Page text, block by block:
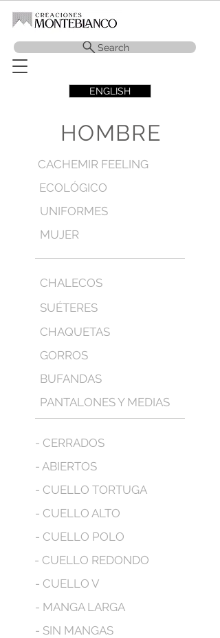
Search
ENGLISH
HOMBRE
CACHEMIR FEELING
ECOLÓGICO
MUJER
UNIFORMES
CHALECOS
SUÉTERES
CHAQUETAS
GORROS
BUFANDAS
PANTALONES Y MEDIAS
- CERRADOS
- ABIERTOS
- CUELLO TORTUGA
- CUELLO ALTO
- CUELLO POLO
- CUELLO REDONDO
- CUELLO V
- MANGA LARGA
- SIN MANGAS